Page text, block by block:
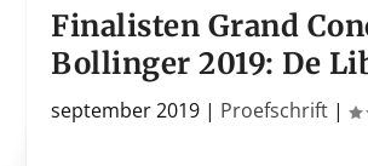
Finalisten Grand
Bollinger 2019: De
september 2019 | Proefschrift |